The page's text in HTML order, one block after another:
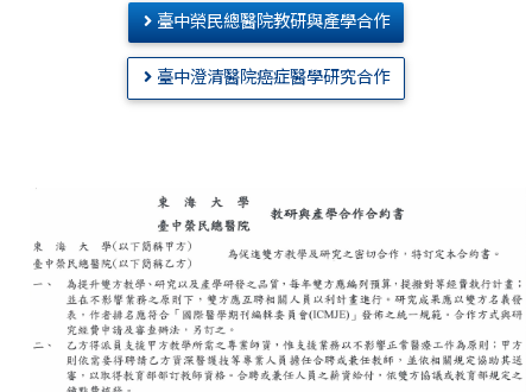
臺中榮民總醫院教研與產學合作
臺中澄清醫院癌症醫學研究合作